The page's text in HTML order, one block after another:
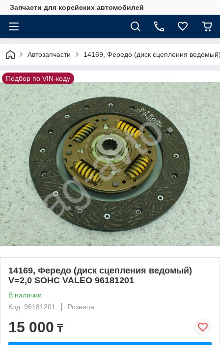
Запчасти для корейских автомобилей
Автозапчасти 14169, Фередо (диск сцепления
Подбор по VIN-коду
14169, Фередо (диск сцепления ведомый)
V=2,0 SOHC VALEO 96181201
В наличии
Код: 96181201
Розница
15 000 ₸